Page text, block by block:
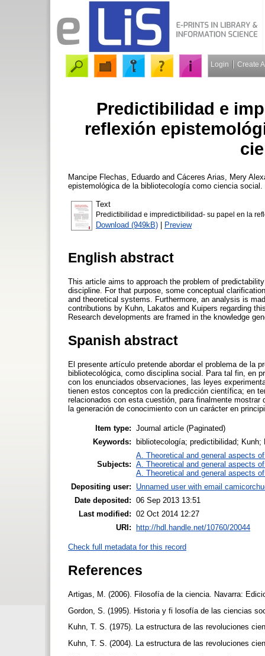
Login Create
Predictibilidad e
reflexión
Mancipe Flechas, Eduardo and Cáceres Arias, Mery
epistemológica de la bibliotecología como ciencia social.
Text
Predictibilidad e impredictibilidad- su papel en la
Download (949kB) | Preview
English abstract
This article aims to approach the problem of
discipline. For that purpose, some conceptual
and theoretical systems. Furthermore, an analysis is
contributions by Kuhn, Lakatos and Kuipers regarding
Research developments are framed in the knowledge
Spanish abstract
El presente artículo pretende abordar el problema de la
bibliotecológica, como disciplina social. Para tal fin, en
con los enunciados observaciones, las leyes
tienen estos conceptos con la predicción científica; en
relacionados con esta cuestión, para finalmente
la generación de conocimiento con un carácter en
Item type: Journal article (Paginated)
Keywords:
bibliotecología; predictibilidad;
Subjects:
A. Theoretical and general aspects
A. Theoretical and general aspects
A. Theoretical and general aspects
Depositing user:
Unnamed user with email
Date deposited: 06 Sep 2013 13:51
Last modified: 02 Oct 2014 12:27
URI:
http://hdl.handle.net/10760/20044
Check full metadata for this record
References
Artigas, M. (2006). Filosofía de la ciencia. Navarra:
Gordon, S. (1995). Historia y fi losofía de las ciencias
Kuhn, T. S. (1975). La estructura de las revoluciones
Kuhn, T. S. (2004). La estructura de las revoluciones